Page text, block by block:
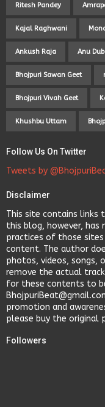
Ritesh Pandey
Kajal Raghwani
Ankush Raja Anu
Bhojpuri Sawan Geet
Bhojpuri Vivah Geet
Khushbu Uttam
Follow Us On Twitter
Tweets by
Disclaimer
This site contains links
this blog, however,
practices of those
content. The author
photos, videos, songs,
remove the actual
for these contents to
promotion and
please buy the original
Followers